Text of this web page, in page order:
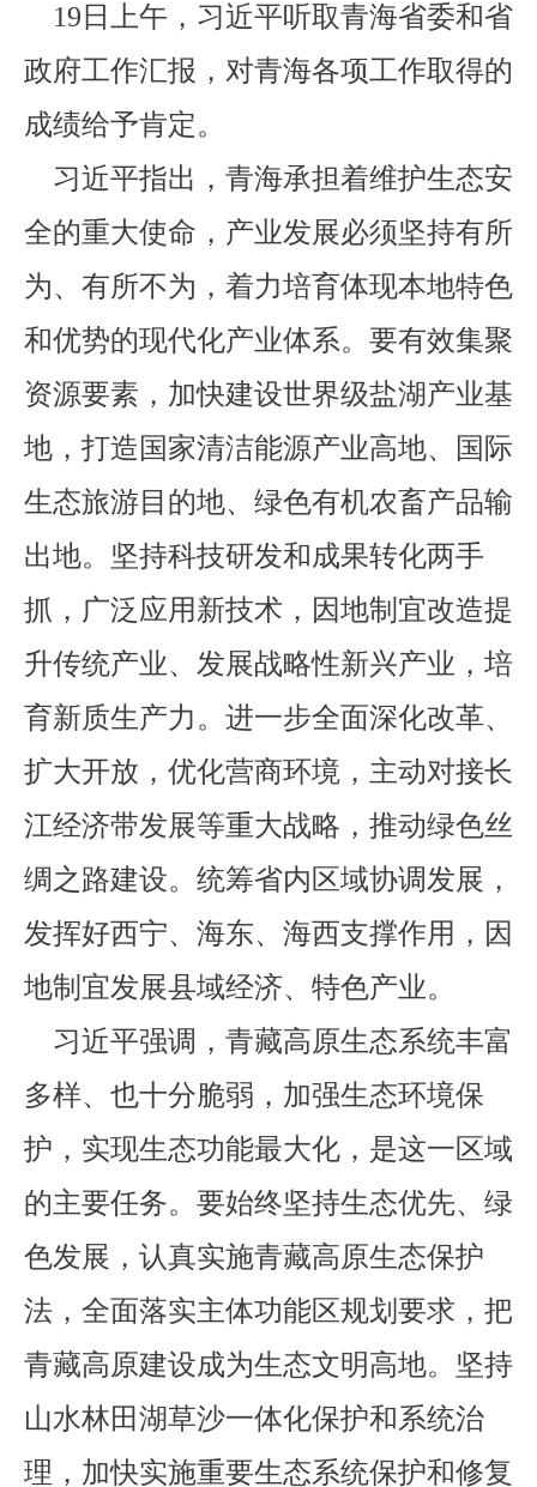
19日上午，习近平听取青海省委和省
政府工作汇报，对青海各项工作取得的
成绩给予肯定。
习近平指出，青海承担着维护生态安
全的重大使命，产业发展必须坚持有所
为、有所不为，着力培育体现本地特色
和优势的现代化产业体系。要有效集聚
资源要素，加快建设世界级盐湖产业基
地，打造国家清洁能源产业高地、国际
生态旅游目的地、绿色有机农畜产品输
出地。坚持科技研发和成果转化两手
抓，广泛应用新技术，因地制宜改造提
升传统产业、发展战略性新兴产业，培
育新质生产力。进一步全面深化改革、
扩大开放，优化营商环境，主动对接长
江经济带发展等重大战略，推动绿色丝
绸之路建设。统筹省内区域协调发展，
发挥好西宁、海东、海西支撑作用，因
地制宜发展县域经济、特色产业。
习近平强调，青藏高原生态系统丰富
多样、也十分脆弱，加强生态环境保
护，实现生态功能最大化，是这一区域
的主要任务。要始终坚持生态优先、绿
色发展，认真实施青藏高原生态保护
法，全面落实主体功能区规划要求，把
青藏高原建设成为生态文明高地。坚持
山水林田湖草沙一体化保护和系统治
理，加快实施重要生态系统保护和修复